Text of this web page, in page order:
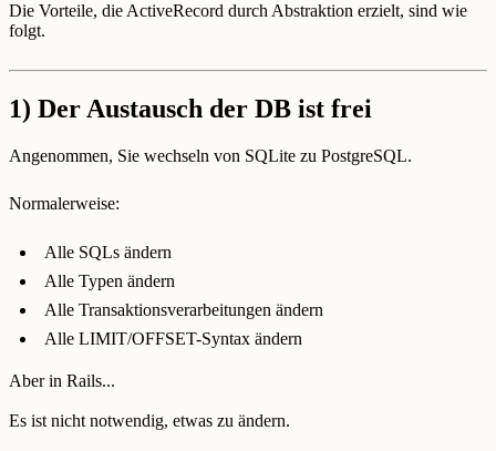
Die Vorteile, die ActiveRecord durch Abstraktion erzielt, sind wie
folgt.
1) Der Austausch der DB ist frei
Angenommen, Sie wechseln von SQLite zu PostgreSQL.
Normalerweise:
Alle SQLs ändern
Alle Typen ändern
Alle Transaktionsverarbeitungen ändern
Alle LIMIT/OFFSET-Syntax ändern
Aber in Rails...
Es ist nicht notwendig, etwas zu ändern.